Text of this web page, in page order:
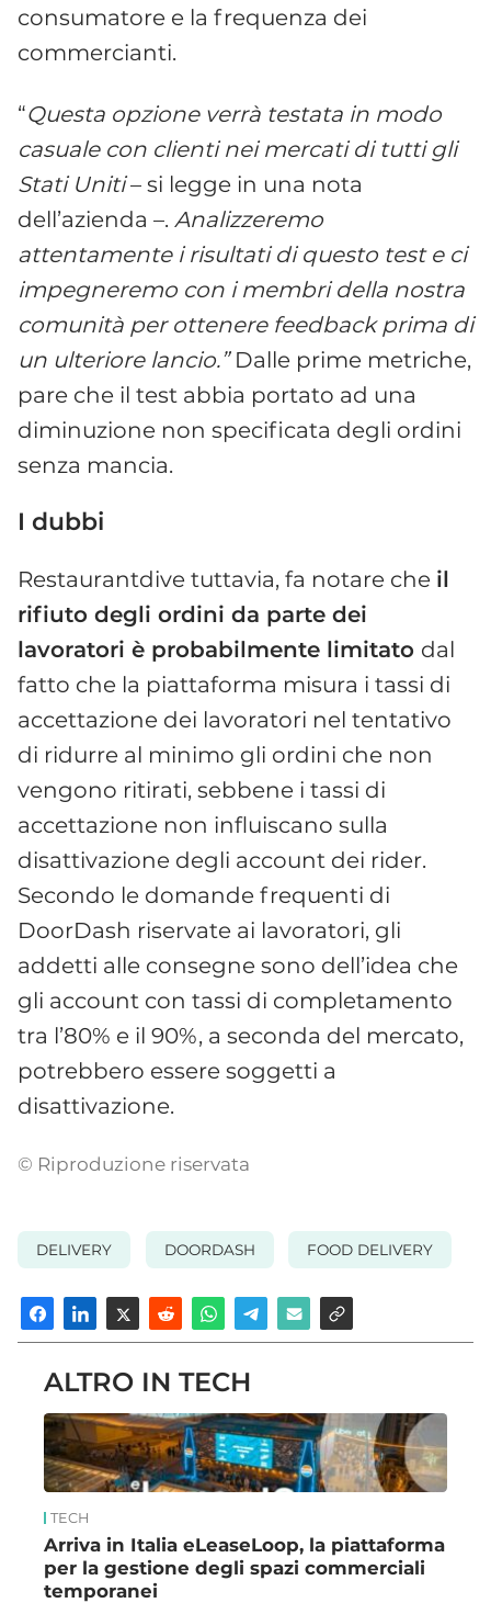
consumatore e la frequenza dei
commercianti.
“Questa opzione verrà testata in modo
casuale con clienti nei mercati di tutti gli
Stati Uniti– si legge in una nota
dell’azienda –. Analizzeremo
attentamente i risultati di questo test e ci
impegneremo con i membri della nostra
comunità per ottenere feedback prima di
un ulteriore lancio.”Dalle prime metriche,
pare che il test abbia portato ad una
diminuzione non specificata degli ordini
senza mancia.
I dubbi
Restaurantdive tuttavia, fa notare che il
rifiuto degli ordini da parte dei
lavoratori è probabilmente limitato dal
fatto che la piattaforma misura i tassi di
accettazione dei lavoratori nel tentativo
di ridurre al minimo gli ordini che non
vengono ritirati, sebbene i tassi di
accettazione non influiscano sulla
disattivazione degli account dei rider.
Secondo le domande frequenti di
DoorDash riservate ai lavoratori, gli
addetti alle consegne sono dell’idea che
gli account con tassi di completamento
tra l’80% e il 90%, a seconda del mercato,
potrebbero essere soggetti a
disattivazione.
© Riproduzione riservata
DELIVERY DOORDASH FOOD DELIVERY
ALTRO IN TECH
TECH
Arriva in Italia eLeaseLoop, la piattaforma
per la gestione degli spazi commerciali
temporanei